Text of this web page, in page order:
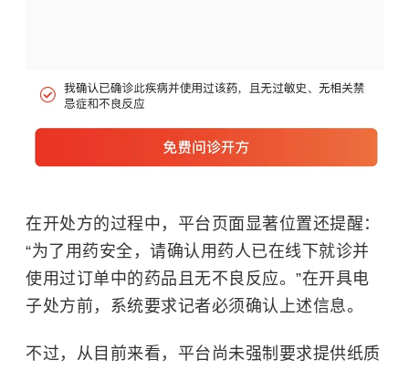
在开处方的过程中，平台页面显著位置还提醒：
“为了用药安全，请确认用药人已在线下就诊并
使用过订单中的药品且无不良反应。”在开具电
子处方前，系统要求记者必须确认上述信息。
不过，从目前来看，平台尚未强制要求提供纸质